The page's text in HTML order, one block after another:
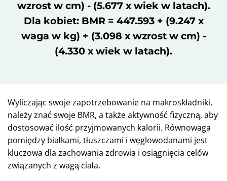
wzrost w cm) - (5.677 x wiek w latach).
Dla kobiet: BMR = 447.593 + (9.247 x
waga w kg) + (3.098 x wzrost w cm) -
(4.330 x wiek w latach).
Wyliczając swoje zapotrzebowanie na makroskładniki,
należy znać swoje BMR, a także aktywność fizyczną, aby
dostosować ilość przyjmowanych kalorii. Równowaga
pomiędzy białkami, tłuszczami i węglowodanami jest
kluczowa dla zachowania zdrowia i osiągnięcia celów
związanych z wagą ciała.